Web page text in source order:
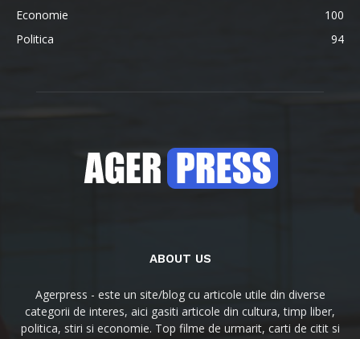
Economie
100
Politica
94
ABOUT US
Agerpress - este un site/blog cu articole utile din diverse
categorii de interes, aici gasiti articole din cultura, timp liber,
politica, stiri si economie. Top filme de urmarit, carti de citit si